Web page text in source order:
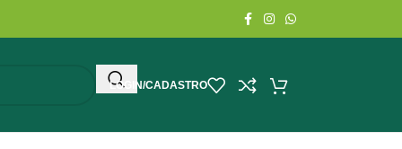
LOGIN/CADASTRO